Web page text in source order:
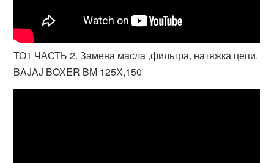
ТО1 ЧАСТЬ 2. Замена масла ,фильтра, натяжка цепи.
BAJAJ BOXER BM 125X,150